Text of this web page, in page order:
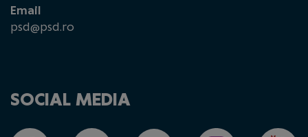
Email
psd@psd.ro
SOCIAL MEDIA